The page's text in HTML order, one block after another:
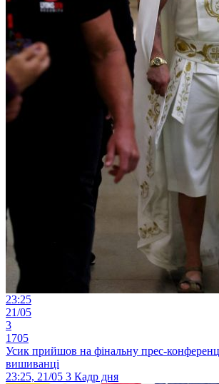
23:25
21/05
3
1705
Усик прийшов на фінальну прес-
вишиванці
23:25, 21/05 3 Кадр дня